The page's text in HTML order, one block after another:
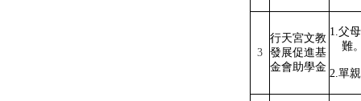
3
行天宮文教
發展促進基
金會助學金
1.父
難
2.單